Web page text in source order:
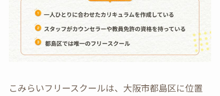
こみらいフリースクールは、大阪市都島区に位置